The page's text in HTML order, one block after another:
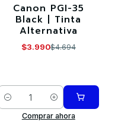
-15%
Canon PGI-35
Black | Tinta
Alternativa
$3.990$4.694
Cantidad
Comprar ahora